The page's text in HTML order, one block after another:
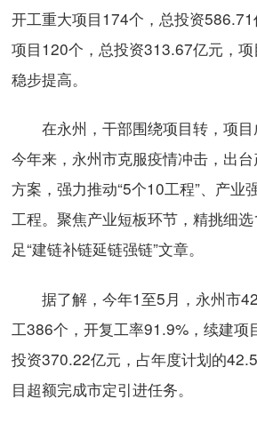
开工重大项目174个，总投资
项目120个，总投资313.67亿元，
稳步提高。
在永州，干部围绕项目转，项目
今年来，永州市克服疫情冲击，出
方案，强力推动“5个10工程”、产业
工程。聚焦产业短板环节，精挑细
足“建链补链延链强链”文章。
据了解，今年1至5月，永州市
工386个，开复工率91.9%，续建项
投资370.22亿元，占年度计划的
目超额完成市定引进任务。